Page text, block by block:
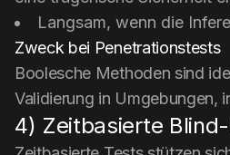
Langsam, wenn die
Zweck bei Penetrationstests
Boolesche Methoden sind
Validierung in Umgebungen,
4) Zeitbasierte